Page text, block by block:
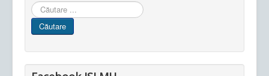
Cauta
in
site
Căutare